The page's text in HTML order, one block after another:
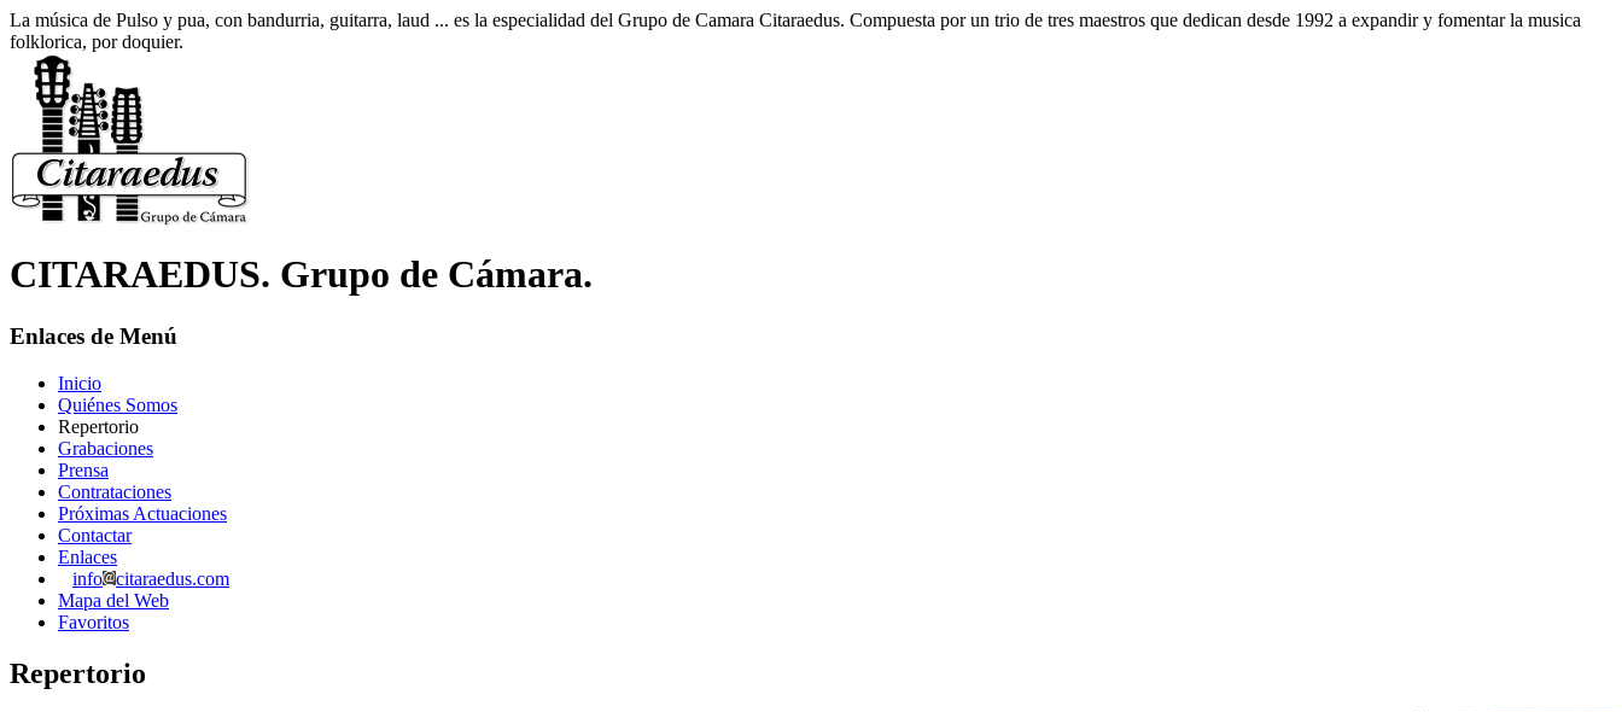
La música de Pulso y pua, con bandurria, guitarra, laud ... es la especialidad del Grupo de Camara Citaraedus. Compuesta por un trio de tres maestros que dedican desde 1992 a expandir y fomentar la musica
folklorica, por doquier.
CITARAEDUS. Grupo de Cámara.
Enlaces de Menú
Inicio
Quiénes Somos
Repertorio
Grabaciones
Prensa
Contrataciones
Próximas Actuaciones
Contactar
Enlaces
info
citaraedus.com
Mapa del Web
Favoritos
Repertorio